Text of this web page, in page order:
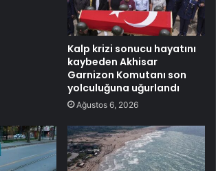
Kalp krizi sonucu hayatını
kaybeden Akhisar
Garnizon Komutanı son
yolculuğuna uğurlandı
Ağustos 6, 2026